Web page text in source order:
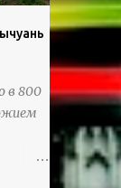
в 800